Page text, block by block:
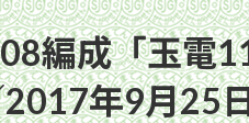
編成「玉電
年9月25